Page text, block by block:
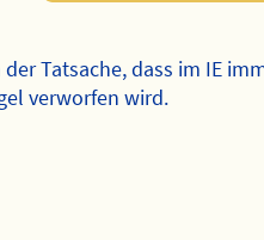
Tatsache, dass im IE
verworfen wird.